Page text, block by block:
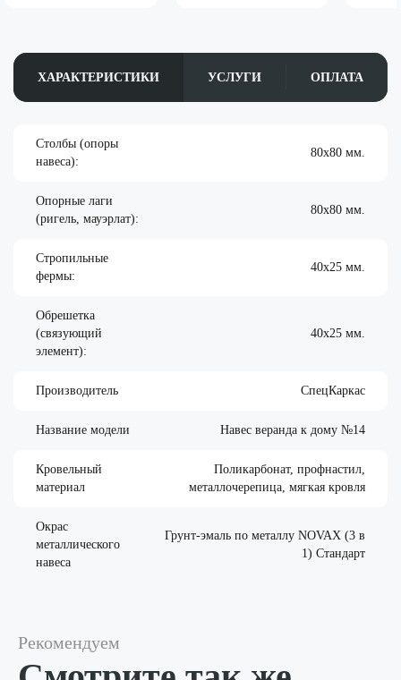
ХАРАКТЕРИСТИКИ УСЛУГИ ОПЛАТА
Столбы (опоры
навеса):
80х80 мм.
Опорные лаги
(ригель, мауэрлат):
80х80 мм.
Стропильные
фермы:
40х25 мм.
Обрешетка
(связующий
элемент):
40х25 мм.
Производитель СпецКаркас
Название модели Навес веранда к дому №14
Кровельный
материал
Поликарбонат, профнастил,
металлочерепица, мягкая кровля
Окрас
металлического
навеса
Грунт-эмаль по металлу NOVAX (3 в
1) Стандарт
Рекомендуем